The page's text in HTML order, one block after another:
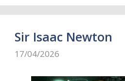
Sir Isaac Newton
17/04/2026